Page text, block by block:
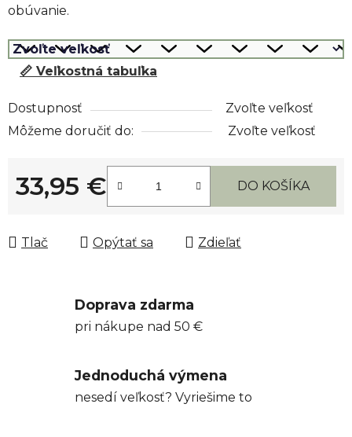
obúvanie.
📏 Veľkostná tabuľka
Dostupnosť
Zvoľte veľkosť
Môžeme doručiť do:
Zvoľte veľkosť
33,95 €
Jednotková cena:
DO KOŠÍKA
Tlač Opýtať sa Zdieľať
Doprava zdarma
pri nákupe nad 50 €
Jednoduchá výmena
nesedí veľkosť? Vyriešime to